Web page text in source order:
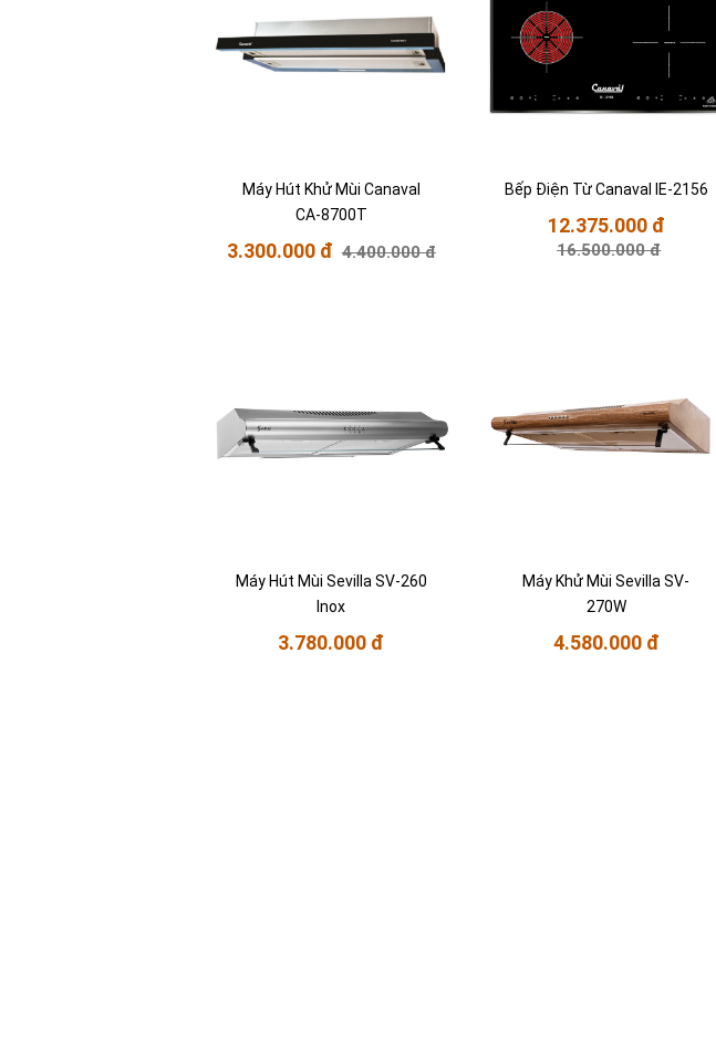
Máy Hút Khử Mùi Canaval
CA-8700T
3.300.000 đ 4.400.000 đ
Bếp Điện Từ Canaval IE-2156
12.375.000 đ
16.500.000 đ
Máy Hút Mùi Sevilla SV-260
Inox
3.780.000 đ
Máy Khử Mùi Sevilla SV-
270W
4.580.000 đ